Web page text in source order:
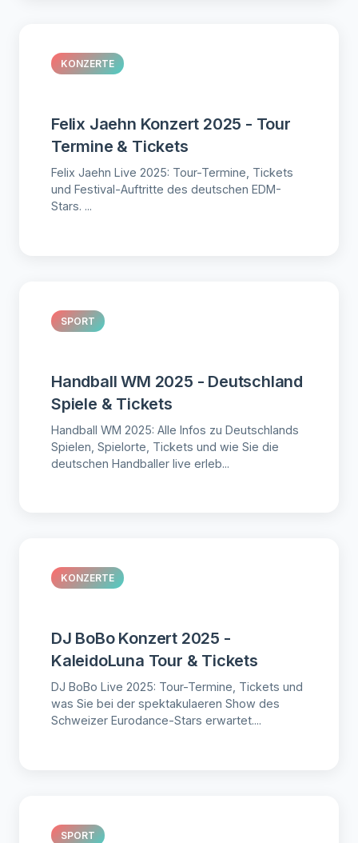
KONZERTE
Felix Jaehn Konzert 2025 - Tour
Termine & Tickets
Felix Jaehn Live 2025: Tour-Termine, Tickets
und Festival-Auftritte des deutschen EDM-
Stars. ...
SPORT
Handball WM 2025 - Deutschland
Spiele & Tickets
Handball WM 2025: Alle Infos zu Deutschlands
Spielen, Spielorte, Tickets und wie Sie die
deutschen Handballer live erleb...
KONZERTE
DJ BoBo Konzert 2025 -
KaleidoLuna Tour & Tickets
DJ BoBo Live 2025: Tour-Termine, Tickets und
was Sie bei der spektakulaeren Show des
Schweizer Eurodance-Stars erwartet....
SPORT